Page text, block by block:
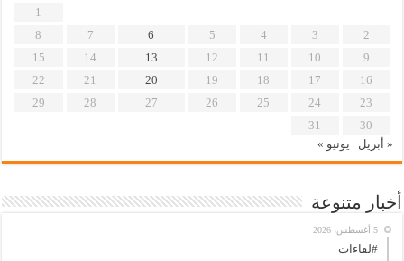
1
2
3
4
5
6
7
8
9
10
11
12
13
14
15
16
17
18
19
20
21
22
23
24
25
26
27
28
29
30
31
« أبريل
يونيو »
أخبار متنوعة
5 أغسطس، 2026
#لقاءات